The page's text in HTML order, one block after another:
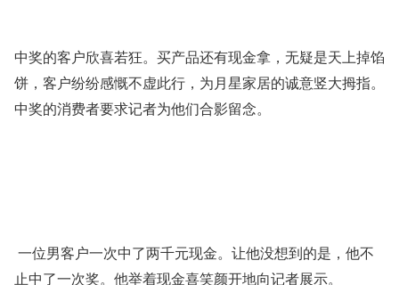
中奖的客户欣喜若狂。买产品还有现金拿，无疑是天上掉馅
饼，客户纷纷感慨不虚此行，为月星家居的诚意竖大拇指。
中奖的消费者要求记者为他们合影留念。
一位男客户一次中了两千元现金。让他没想到的是，他不
止中了一次奖。他举着现金喜笑颜开地向记者展示。